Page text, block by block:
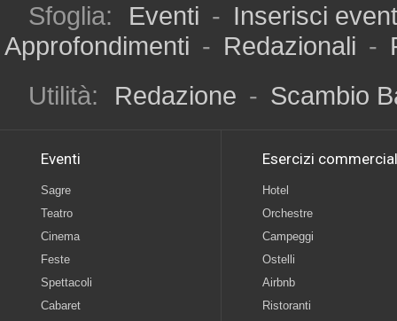
Sfoglia: Eventi - Inserisci
Approfondimenti - Redazionali -
Utilità:
Redazione - Scambio
Eventi
Sagre
Teatro
Cinema
Feste
Spettacoli
Cabaret
Esercizi
Hotel
Orchestre
Campeggi
Ostelli
Airbnb
Ristoranti